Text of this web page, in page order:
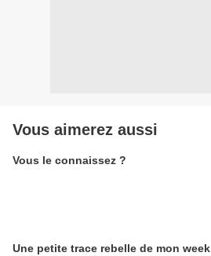
Vous aimerez aussi
Vous le connaissez ?
Une petite trace rebelle de mon week